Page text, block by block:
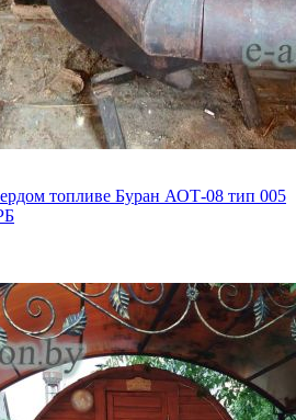
топливе Буран АОТ-08 тип 005